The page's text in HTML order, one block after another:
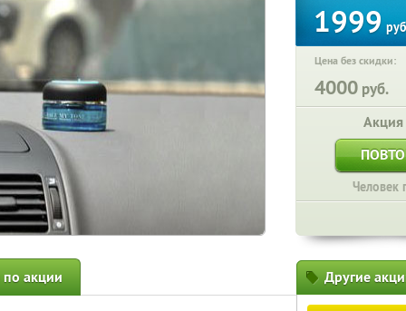
1999
Цена без скидки:
4000 руб.
Акция
Человек
акции Другие